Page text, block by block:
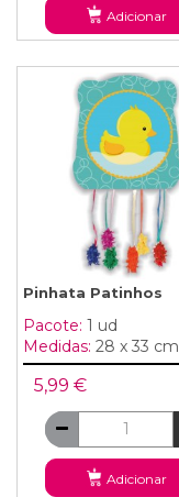
Adicionar
Pinhata Patinhos
Pacote: 1 ud
Medidas: 28 x 33 cm
5,99 €
Adicionar